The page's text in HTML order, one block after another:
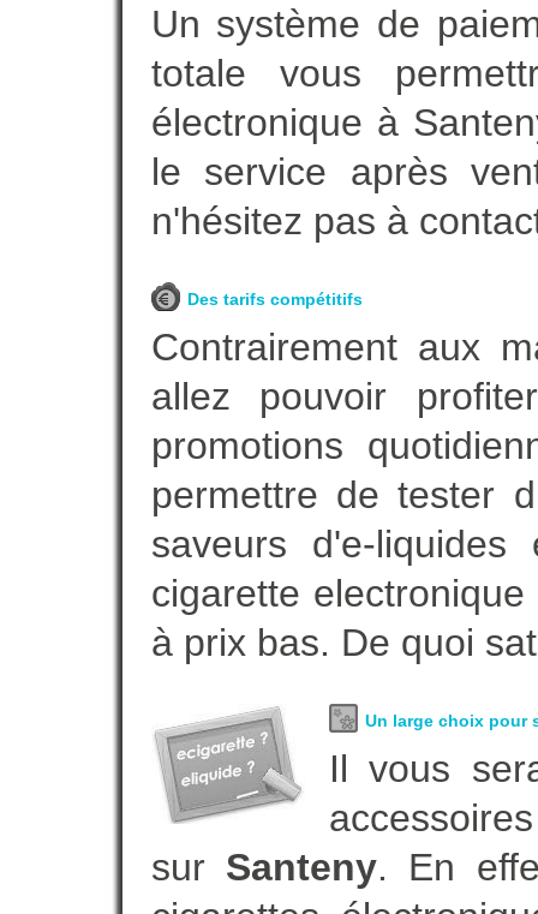
Un système de
totale vous
électronique à
le service après
n'hésitez pas à
Des tarifs compétitifs
Contrairement aux
allez pouvoir
promotions
permettre de tester
saveurs d'e-
cigarette
à prix bas. De quoi
Un large choix pour
Il vous
sur Santeny. En